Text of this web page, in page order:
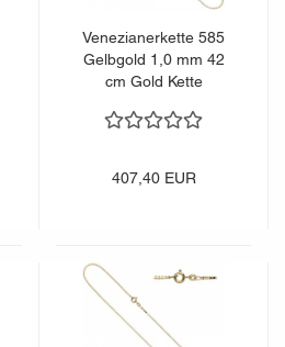
Venezianerkette 585
Gelbgold 1,0 mm 42
cm Gold Kette
407,40 EUR